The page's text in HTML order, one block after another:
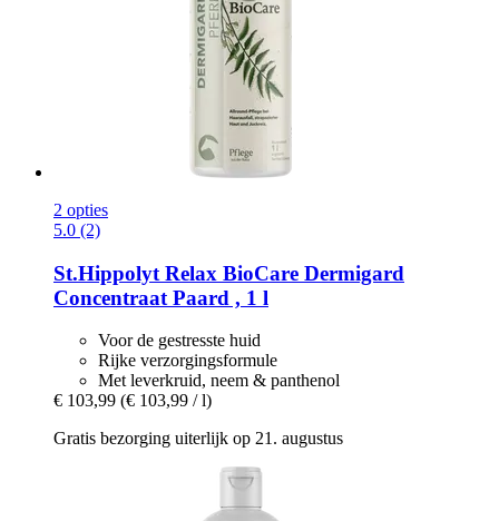
2 opties
5.0 (2)
St.Hippolyt Relax BioCare Dermigard
Concentraat Paard , 1 l
Voor de gestresste huid
Rijke verzorgingsformule
Met leverkruid, neem & panthenol
€ 103,99 (€ 103,99 / l)
Gratis bezorging uiterlijk op 21. augustus